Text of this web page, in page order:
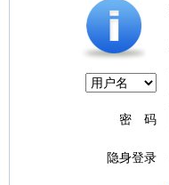
密 码
隐身登录